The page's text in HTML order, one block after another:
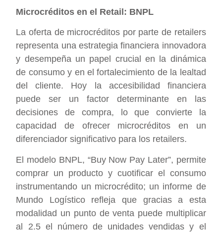
Microcréditos en el Retail: BNPL
La oferta de microcréditos por parte de retailers
representa una estrategia financiera innovadora
y desempeña un papel crucial en la dinámica
de consumo y en el fortalecimiento de la lealtad
del cliente. Hoy la accesibilidad financiera
puede ser un factor determinante en las
decisiones de compra, lo que convierte la
capacidad de ofrecer microcréditos en un
diferenciador significativo para los retailers.
El modelo BNPL, “Buy Now Pay Later”, permite
comprar un producto y cuotificar el consumo
instrumentando un microcrédito; un informe de
Mundo Logístico refleja que gracias a esta
modalidad un punto de venta puede multiplicar
al 2.5 el número de unidades vendidas y el